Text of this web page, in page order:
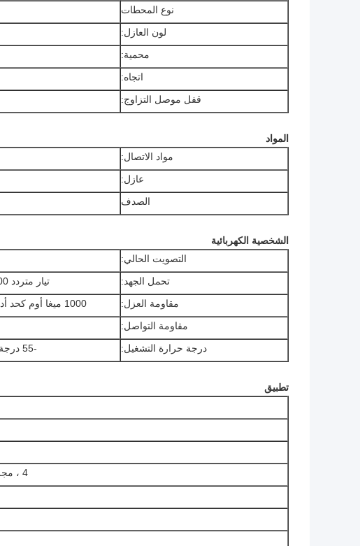
نوع المحطات
لون العازل:
محمية:
اتجاه:
قفل موصل التزاوج:
المواد
مواد الاتصال:
عازل:
الصدف
الشخصية الكهربائية
التصويت الحالي:
تحمل الجهد:
تيار متردد 1000 فولت جذر متوسط ​​التربيع
مقاومة العزل:
1000 ميغا أوم كحد أدنى عند تيار مستمر 500 فولت
مقاومة التواصل:
درجة حرارة التشغيل:
-55 درجة مئوية إلى + 105 درجة مئوية
تطبيق
4 ، مجلس ثنائي الفينيل متعدد الكلور